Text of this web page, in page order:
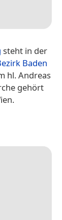
steht in der
Baden
hl. Andreas
gehört